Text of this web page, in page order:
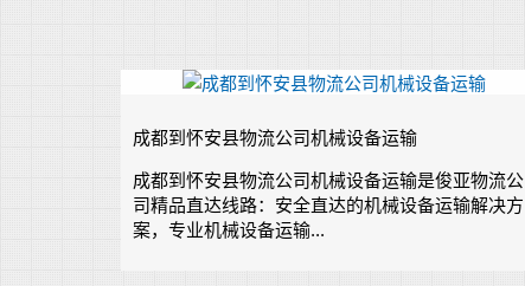
成都到怀安县物流公司机械设备运输
成都到怀安县物流公司机械设备运输是俊亚物流公
司精品直达线路：安全直达的机械设备运输解决方
案，专业机械设备运输...